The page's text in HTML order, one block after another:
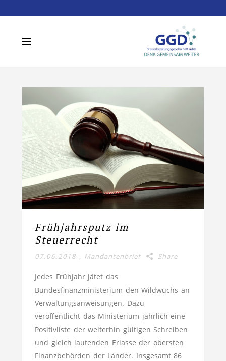
Frühjahrsputz im
Steuerrecht
07.06.2018 , Mandantenbrief Share
Jedes Frühjahr jätet das
Bundesfinanzministerium den Wildwuchs an
Verwaltungsanweisungen. Dazu
veröffentlicht das Ministerium jährlich eine
Positivliste der weiterhin gültigen Schreiben
und gleich lautenden Erlasse der obersten
Finanzbehörden der Länder. Insgesamt 86